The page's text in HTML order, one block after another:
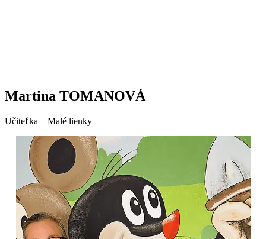
Martina TOMANOVÁ
Učiteľka – Malé lienky